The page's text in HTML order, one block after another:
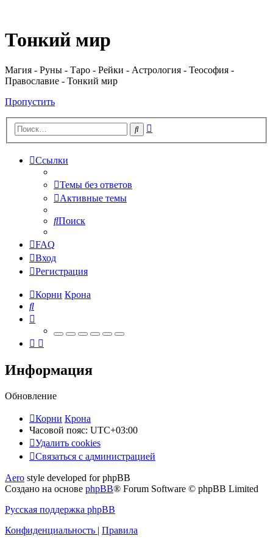
Тонкий мир
Магия - Руны - Таро - Рейки - Астрология - Теософия -
Православие - Тонкий мир
Пропустить
Поиск
Ссылки
Темы без ответов
Активные темы
Поиск
FAQ
Вход
Регистрация
Корни Крона
Поиск
Информация
Обновление
Корни Крона
Часовой пояс: UTC+03:00
Удалить cookies
Связаться
администрацией
Связаться с администрацией
Aero style developed for phpBB
Создано на основе phpBB® Forum Software © phpBB Limited
Русская поддержка phpBB
Конфиденциальность | Правила